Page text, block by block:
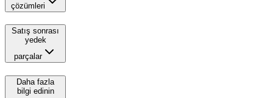
çözümleri
Satış sonrası
yedek
parçalar
Daha fazla
bilgi edinin